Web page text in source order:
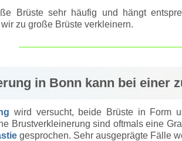
Brüste sehr häufig und hängt
zu große Brüste verkleinern.
in Bonn kann bei einer
wird versucht, beide Brüste in Form
Brustverkleinerung sind oftmals eine
gesprochen. Sehr ausgeprägte Fälle